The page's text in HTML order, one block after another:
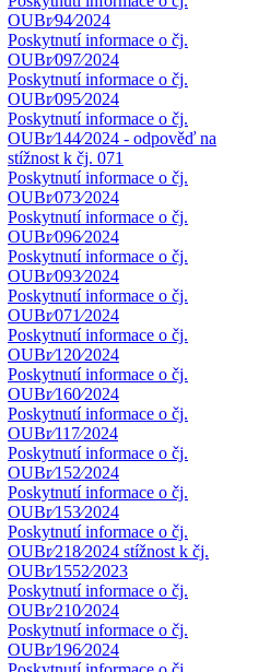
OUBr⁄94⁄2024
Poskytnutí informace o čj.
OUBr⁄097⁄2024
Poskytnutí informace o čj.
OUBr⁄095⁄2024
Poskytnutí informace o čj.
OUBr⁄144⁄2024 - odpověď na
stížnost k čj. 071
Poskytnutí informace o čj.
OUBr⁄073⁄2024
Poskytnutí informace o čj.
OUBr⁄096⁄2024
Poskytnutí informace o čj.
OUBr⁄093⁄2024
Poskytnutí informace o čj.
OUBr⁄071⁄2024
Poskytnutí informace o čj.
OUBr⁄120⁄2024
Poskytnutí informace o čj.
OUBr⁄160⁄2024
Poskytnutí informace o čj.
OUBr⁄117⁄2024
Poskytnutí informace o čj.
OUBr⁄152⁄2024
Poskytnutí informace o čj.
OUBr⁄153⁄2024
Poskytnutí informace o čj.
OUBr⁄218⁄2024 stížnost k čj.
OUBr⁄1552⁄2023
Poskytnutí informace o čj.
OUBr⁄210⁄2024
Poskytnutí informace o čj.
OUBr⁄196⁄2024